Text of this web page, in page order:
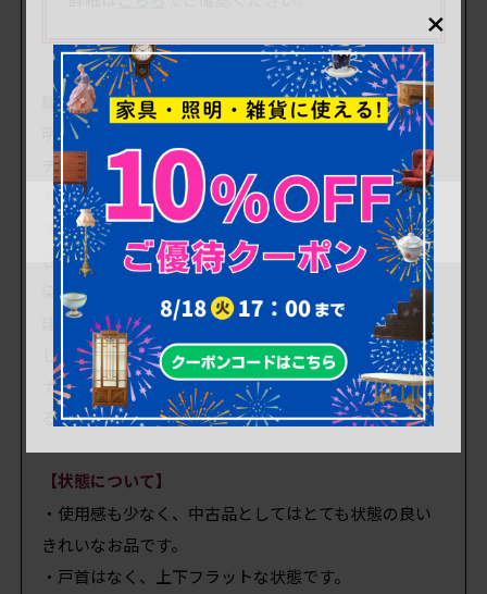
職人によって手作りされた、ナラ材の引き戸1枚です。
明るくやさしい木肌に、上部へ緩やかに弧を描くアー
チ型のガラス窓を組み合わせた、上品なデザインが魅
力です。
すっきりとした縦長のフォルムで取り入れやすく、引
き手も控えめにまとめられているため空間に自然に馴
染みます。
建具としてはもちろん、店舗什器や空間の間仕切りと
しても活用いただけます。
ナチュラルな風合いと職人仕事の温もりが感じられ
る、インテリア性の高いお品です。
【状態について】
・使用感も少なく、中古品としてはとても状態の良い
きれいなお品です。
・戸首はなく、上下フラットな状態です。
×